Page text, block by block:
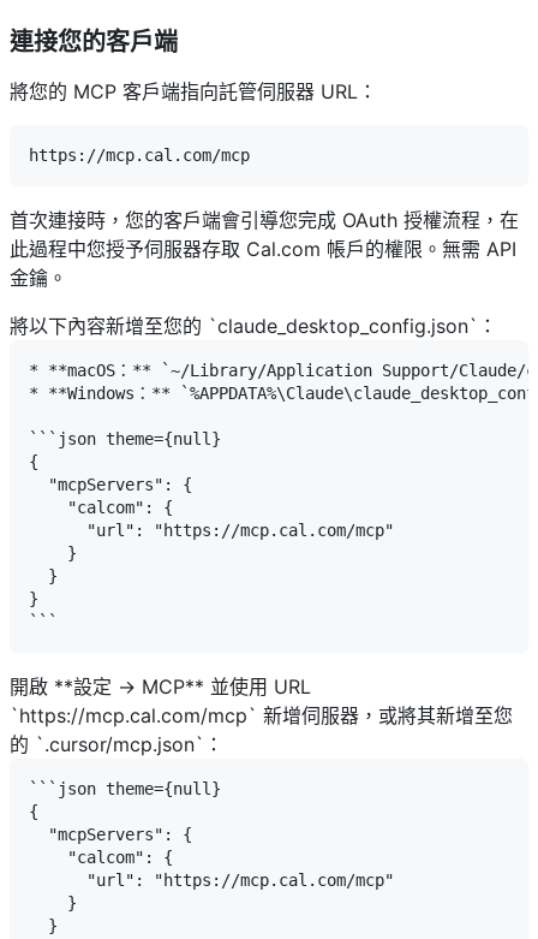
連接您的客戶端
將您的 MCP 客戶端指向託管伺服器 URL：
首次連接時，您的客戶端會引導您完成 OAuth 授權流程，在
此過程中您授予伺服器存取 Cal.com 帳戶的權限。無需 API
金鑰。
將以下內容新增至您的 `claude_desktop_config.json`：
* **macOS：** `~/Library/Application Support/Claude/
* **Windows：**
```json theme={null}
{
  "mcpServers": {
    "calcom": {
      "url": "https://mcp.cal.com/mcp"
    }
  }
}
開啟 **設定 → MCP** 並使用 URL
`https://mcp.cal.com/mcp` 新增伺服器，或將其新增至您
的 `.cursor/mcp.json`：
```json theme={null}
{
  "mcpServers": {
    "calcom": {
      "url": "https://mcp.cal.com/mcp"
    }
  }